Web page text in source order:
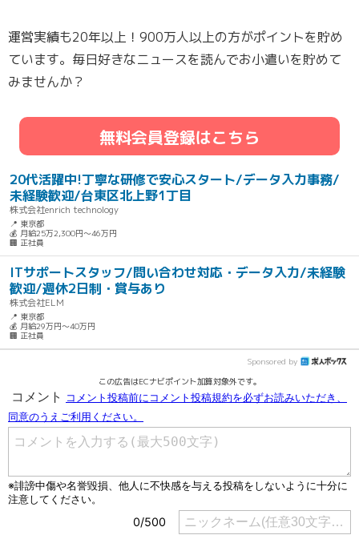
運営実績も20年以上！900万人以上の方がポイントを貯め
ています。毎日好きなニュースを読んでお小遣いを貯めて
みませんか？
無料会員登録はこちら
20代活躍中!丁寧な研修で安心スタート/データ入力事務/
未経験歓迎/台東区北上野1丁目
株式会社enrich technology
📍 東京都
💰 月給25万2,300円～46万円
🏢 正社員
ITサポートスタッフ/問い合わせ対応・データ入力/未経験
歓迎/週休2日制・賞与あり
株式会社ELM
📍 東京都
💰 月給29万円～40万円
🏢 正社員
Sponsored by
この広告はECナビポイント加算対象外です。